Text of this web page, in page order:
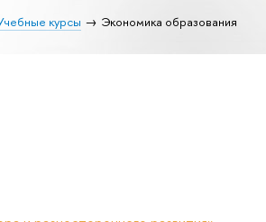
курсы Экономика образования